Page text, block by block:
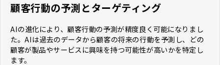
顧客行動の予測とターゲティング
AIの進化により、顧客行動の予測が精度良く可能になりまし
た。AIは過去のデータから顧客の将来の行動を予測し、どの
顧客が製品やサービスに興味を持つ可能性が高いかを特定し
ます。